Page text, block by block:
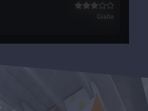
Giallo